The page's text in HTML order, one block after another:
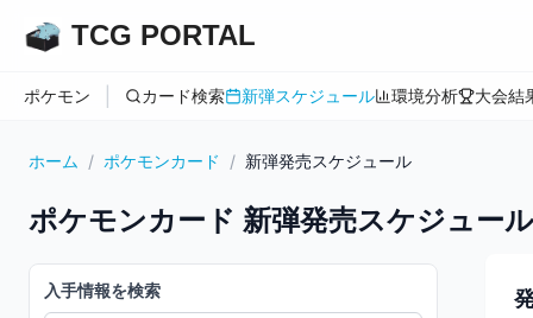
TCG PORTAL
ポケモン カード検索 新弾スケジュール 環境分析 大会結
ホーム / ポケモンカード / 新弾発売スケジュール
ポケモンカード 新弾発売スケジュール
入手情報を検索